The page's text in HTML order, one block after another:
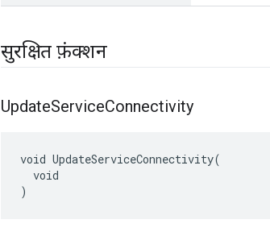
सुरक्षित फ़ंक्शन
UpdateServiceConnectivity
void UpdateServiceConnectivity(
  void
)